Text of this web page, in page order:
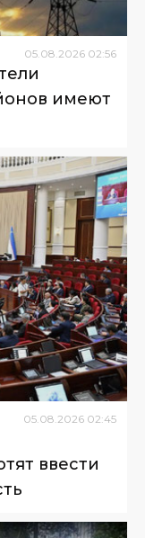
05 08 2026 02:56
имеют
05 08 2026 02:45
ввести